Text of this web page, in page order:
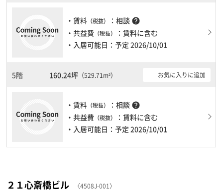
・賃料 （税抜） ：相談 help
・共益費 （税抜）
：賃料に含む
・入居可能日：予定 2026/10/01
5階 160.24坪 （529.71m²） お気に入りに追加
・賃料 （税抜） ：相談 help
・共益費 （税抜）
：賃料に含む
・入居可能日：予定 2026/10/01
２１心斎橋ビル 〈4508J-001〉